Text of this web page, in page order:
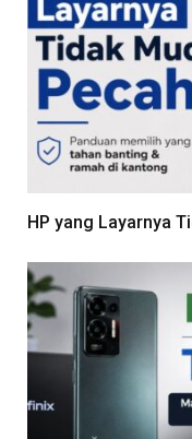
HP yang Layarnya